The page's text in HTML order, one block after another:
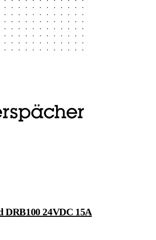
DRB100 24VDC 15A